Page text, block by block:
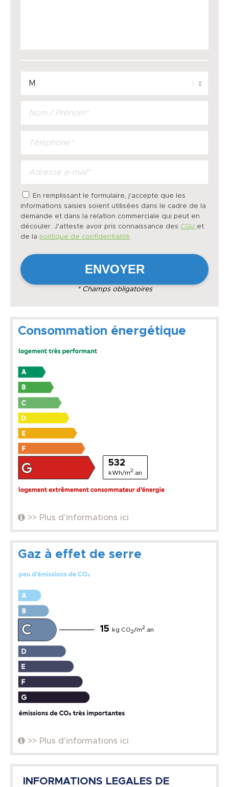
En remplissant le formulaire, j'accepte que les
informations saisies soient utilisées dans le cadre de la
demande et dans la relation commerciale qui peut en
découler. J'atteste avoir pris connaissance des CGU et
de la politique de confidentialité.
* Champs obligatoires
Consommation énergétique
532
kWh/m2 .an
>> Plus d'informations ici
Gaz à effet de serre
15 kg CO2/m2 .an
>> Plus d'informations ici
INFORMATIONS LEGALES DE